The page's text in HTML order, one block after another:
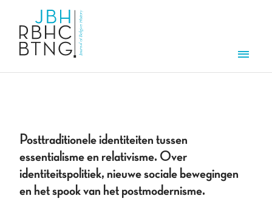
Posttraditionele identiteiten tussen
essentialisme en relativisme. Over
identiteitspolitiek, nieuwe sociale bewegingen
en het spook van het postmodernisme.